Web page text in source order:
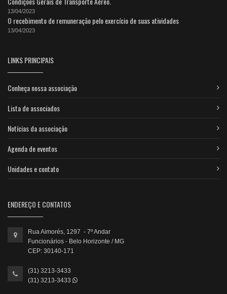
13/04/2023
O recebimento de remuneração pelo exercício de suas atividades
13/04/2023
LINKS PRINCIPAIS
Conheça nossa associação
Lista de associados
Notícias da associação
Agenda de eventos
Unidades e contato
ENDEREÇO E CONTATOS
Rua Aimorés, 1297 - 7º Andar
Funcionários - Belo Horizonte / MG
CEP: 30140-171
(31) 3213-3433
(31) 3213-3433